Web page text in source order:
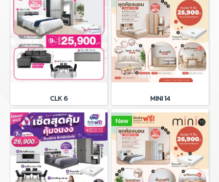
CLK 6 MINI 14
New